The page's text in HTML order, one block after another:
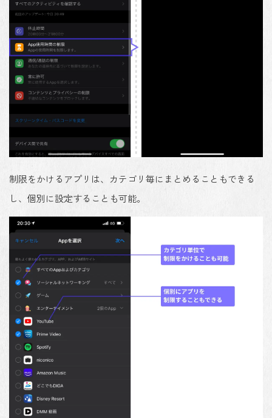
制限をかけるアプリは、カテゴリ毎にまとめることもできる
し、個別に設定することも可能。